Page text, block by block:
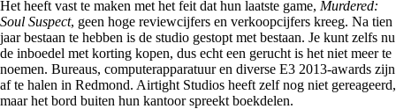
Het heeft vast te maken met het feit dat hun laatste game, Murdered:
Soul Suspect, geen hoge reviewcijfers en verkoopcijfers kreeg. Na tien
jaar bestaan te hebben is de studio gestopt met bestaan. Je kunt zelfs nu
de inboedel met korting kopen, dus echt een gerucht is het niet meer te
noemen. Bureaus, computerapparatuur en diverse E3 2013-awards zijn
af te halen in Redmond. Airtight Studios heeft zelf nog niet gereageerd,
maar het bord buiten hun kantoor spreekt boekdelen.